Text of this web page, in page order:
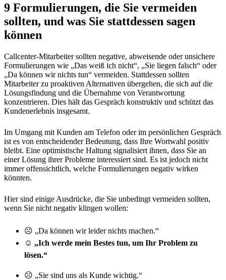
9 Formulierungen, die Sie vermeiden
sollten, und was Sie stattdessen sagen
können
Callcenter-Mitarbeiter sollten negative, abweisende oder unsichere
Formulierungen wie „Das weiß ich nicht“, „Sie liegen falsch“ oder
„Da können wir nichts tun“ vermeiden. Stattdessen sollten
Mitarbeiter zu proaktiven Alternativen übergehen, die sich auf die
Lösungsfindung und die Übernahme von Verantwortung
konzentrieren. Dies hält das Gespräch konstruktiv und schützt das
Kundenerlebnis insgesamt.
Im Umgang mit Kunden am Telefon oder im persönlichen Gespräch
ist es von entscheidender Bedeutung, dass Ihre Wortwahl positiv
bleibt. Eine optimistische Haltung signalisiert ihnen, dass Sie an
einer Lösung ihrer Probleme interessiert sind. Es ist jedoch nicht
immer offensichtlich, welche Formulierungen negativ wirken
könnten.
Hier sind einige Ausdrücke, die Sie unbedingt vermeiden sollten,
wenn Sie nicht negativ klingen wollen:
☹ „Da können wir leider nichts machen.“
☺ „Ich werde mein Bestes tun, um Ihr Problem zu
lösen.“
☹ „Sie sind uns als Kunde wichtig.“